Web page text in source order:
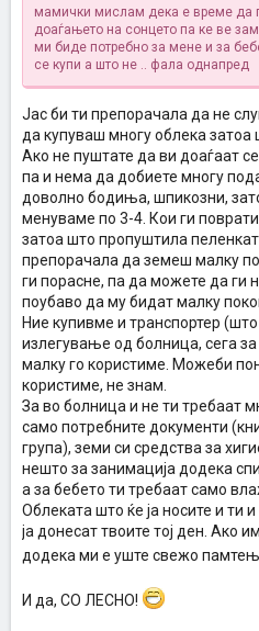
мамички мислам дека е време да
доаѓањето на сонцето па ке ве
ми биде потребно за мене и за
се купи а што не .. фала однапред
Јас би ти препорачала да не
да купуваш многу облека затоа
Ако не пуштате да ви доаѓаат
па и нема да добиете многу
доволно бодиња, шпикозни,
менуваме по 3-4. Кои ги
затоа што пропуштила
препорачала да земеш малку
ги порасне, па да можете да ги
поубаво да му бидат малку
Ние купивме и транспортер
излегување од болница, сега
малку го користиме. Можеби
користиме, не знам.
За во болница и не ти требаат
само потребните документи
група), земи си средства за
нешто за занимација додека
а за бебето ти требаат само
Облеката што ќе ја носите и ти
ја донесат твоите тој ден. Ако
додека ми е уште свежо
И да, СО ЛЕСНО!